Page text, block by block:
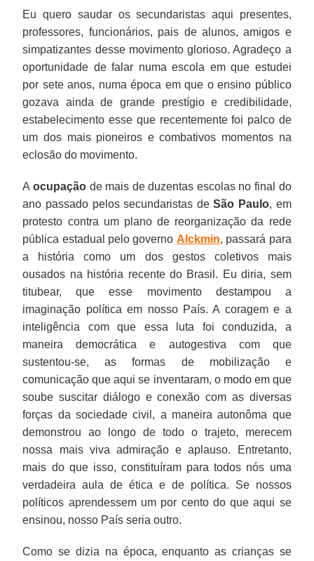
Eu quero saudar os secundaristas aqui presentes,
professores, funcionários, pais de alunos, amigos e
simpatizantes desse movimento glorioso. Agradeço a
oportunidade de falar numa escola em que estudei
por sete anos, numa época em que o ensino público
gozava ainda de grande prestígio e credibilidade,
estabelecimento esse que recentemente foi palco de
um dos mais pioneiros e combativos momentos na
eclosão do movimento.
A ocupaçãode mais de duzentas escolas no final do
ano passado pelos secundaristas deSão Paulo, em
protesto contra um plano de reorganização da rede
pública estadual pelo governo Alckmin, passará para
a história como um dos gestos coletivos mais
ousados na história recente do Brasil. Eu diria, sem
titubear, que esse movimento destampou a
imaginação política em nosso País. A coragem e a
inteligência com que essa luta foi conduzida, a
maneira democrática e autogestiva com que
sustentou-se, as formas de mobilização e
comunicação que aqui se inventaram, o modo em que
soube suscitar diálogo e conexão com as diversas
forças da sociedade civil, a maneira autonôma que
demonstrou ao longo de todo o trajeto, merecem
nossa mais viva admiração e aplauso. Entretanto,
mais do que isso, constituíram para todos nós uma
verdadeira aula de ética e de política. Se nossos
políticos aprendessem um por cento do que aqui se
ensinou, nosso País seria outro.
Como se dizia na época, enquanto as crianças se